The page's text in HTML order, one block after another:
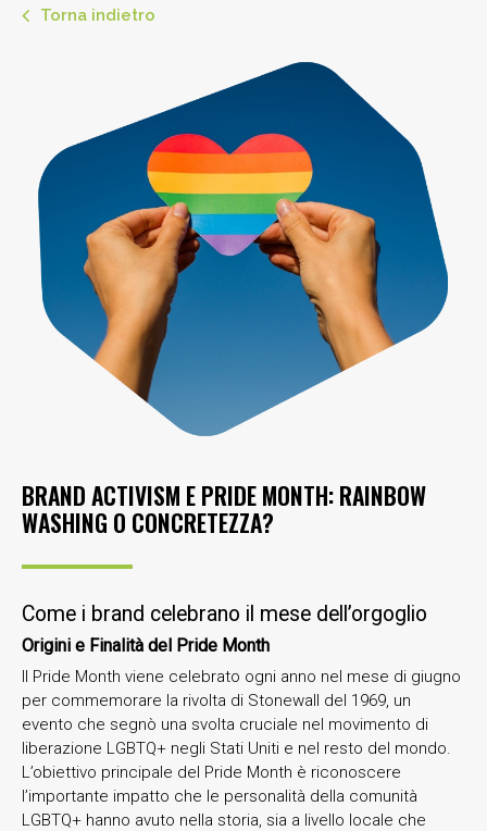
Torna indietro
BRAND ACTIVISM E PRIDE MONTH: RAINBOW
WASHING O CONCRETEZZA?
Come i brand celebrano il mese dell’orgoglio
Origini e Finalità del Pride Month
Il Pride Month viene celebrato ogni anno nel mese di giugno
per commemorare la rivolta di Stonewall del 1969, un
evento che segnò una svolta cruciale nel movimento di
liberazione LGBTQ+ negli Stati Uniti e nel resto del mondo.
L’obiettivo principale del Pride Month è riconoscere
l’importante impatto che le personalità della comunità
LGBTQ+ hanno avuto nella storia, sia a livello locale che